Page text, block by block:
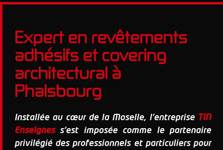
Expert en revêtements
adhésifs et covering
architectural à
Phalsbourg
Installée au cœur de la Moselle, l'entreprise TIN
Enseigness'est imposée comme le partenaire
privilégié des professionnels et particuliers pour